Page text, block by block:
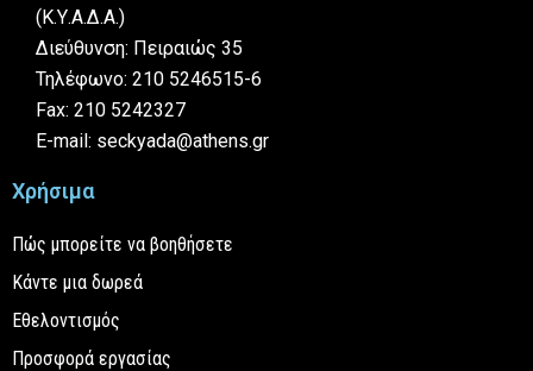
(Κ.Υ.Α.Δ.Α.)
Διεύθυνση: Πειραιώς 35
Τηλέφωνο: 210 5246515-6
Fax: 210 5242327
E-mail: seckyada@athens.gr
Χρήσιμα
Πώς μπορείτε να βοηθήσετε
Κάντε μια δωρεά
Εθελοντισμός
Προσφορά εργασίας